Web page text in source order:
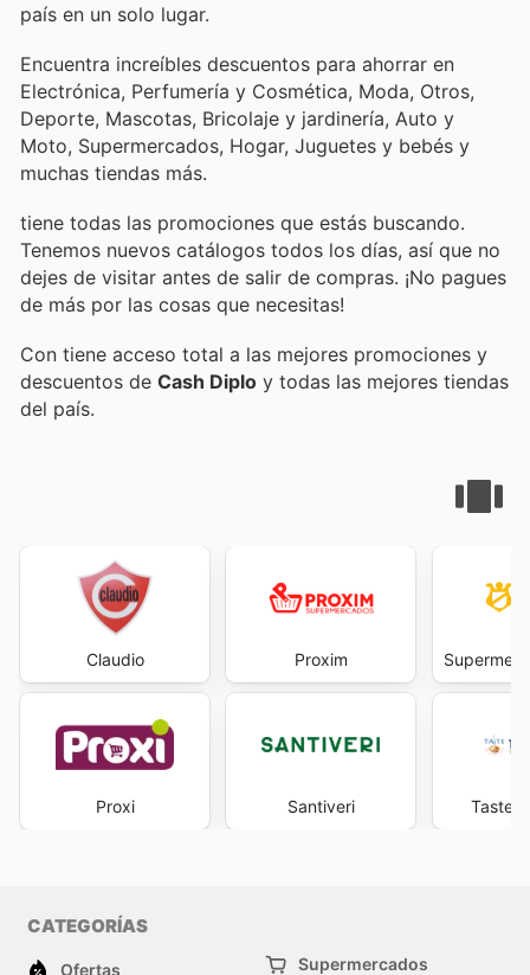
país en un solo lugar.
Encuentra increíbles descuentos para ahorrar en
Electrónica, Perfumería y Cosmética, Moda, Otros,
Deporte, Mascotas, Bricolaje y jardinería, Auto y
Moto, Supermercados, Hogar, Juguetes y bebés y
muchas tiendas más.
tiene todas las promociones que estás buscando.
Tenemos nuevos catálogos todos los días, así que no
dejes de visitar antes de salir de compras. ¡No pagues
de más por las cosas que necesitas!
Con tiene acceso total a las mejores promociones y
descuentos de Cash Diplo y todas las mejores tiendas
del país.
Claudio
Proxi
Proxim
Santiveri Taste
CATEGORÍAS
Ofertas Supermercados